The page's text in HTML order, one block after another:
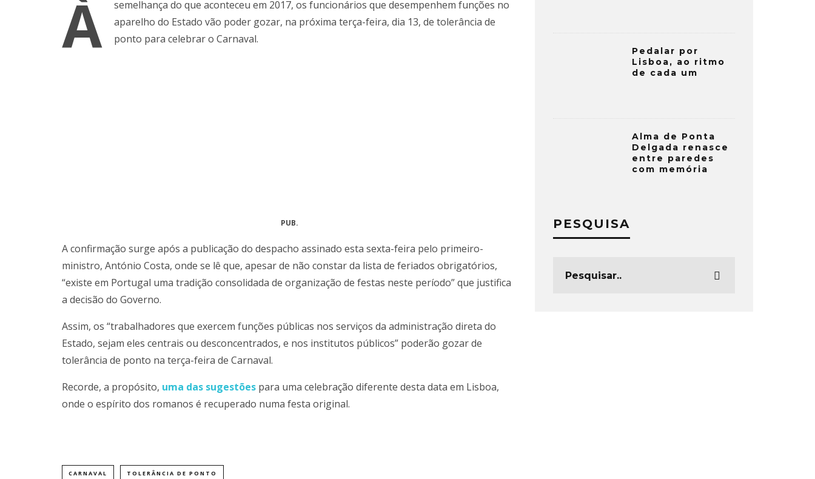
À
semelhança do que aconteceu em 2017, os funcionários que desempenhem funções no
aparelho do Estado vão poder gozar, na próxima terça-feira, dia 13, de tolerância de
ponto para celebrar o Carnaval.
PUB.
A confirmação surge após a publicação do despacho assinado esta sexta-feira pelo primeiro-
ministro, António Costa, onde se lê que, apesar de não constar da lista de feriados obrigatórios,
“existe em Portugal uma tradição consolidada de organização de festas neste período” que justifica
a decisão do Governo.
Assim, os “trabalhadores que exercem funções públicas nos serviços da administração direta do
Estado, sejam eles centrais ou desconcentrados, e nos institutos públicos” poderão gozar de
tolerância de ponto na terça-feira de Carnaval.
Recorde, a propósito, uma das sugestões para uma celebração diferente desta data em Lisboa,
onde o espírito dos romanos é recuperado numa festa original.
CARNAVAL TOLERÂNCIA DE PONTO
Pedalar por
Lisboa, ao ritmo
de cada um
Alma de Ponta
Delgada renasce
entre paredes
com memória
PESQUISA